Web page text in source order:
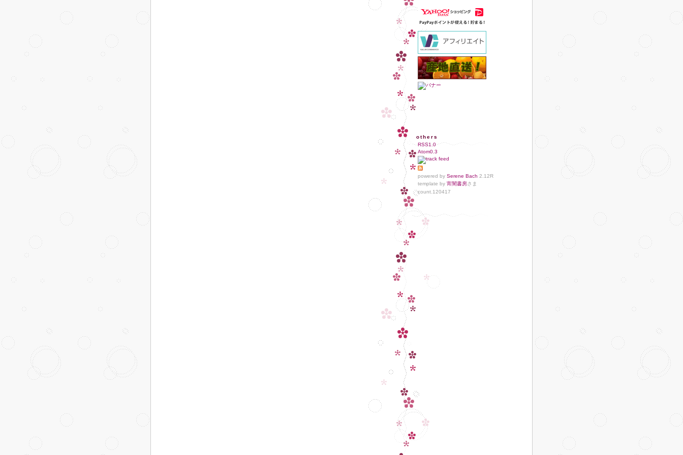
others
RSS1.0
Atom0.3
powered by Serene Bach 2.12R
template by 宵闇書房さま
count. 120417